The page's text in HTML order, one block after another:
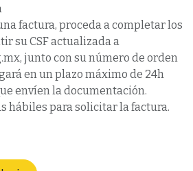
factura, proceda a completar los
su CSF actualizada a
junto con su número de orden
en un plazo máximo de 24h
envíen la documentación.
hábiles para solicitar la factura.